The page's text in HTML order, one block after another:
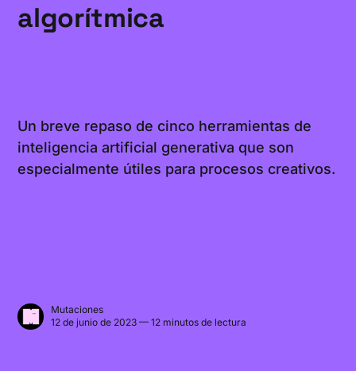
algorítmica
Un breve repaso de cinco herramientas de
inteligencia artificial generativa que son
especialmente útiles para procesos creativos.
Mutaciones
12 de junio de 2023 — 12 minutos de lectura